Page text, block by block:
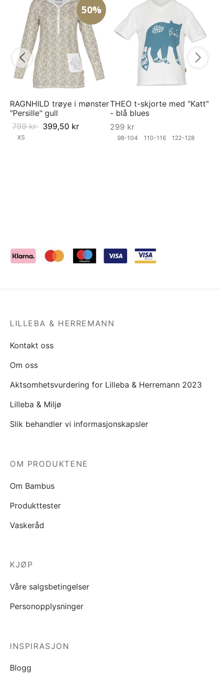
50%
RAGNHILD trøye i mønster
"Persille" gull
799kr 399,50 kr
XS
THEO t-skjorte med "Katt"
- blå blues
299 kr
98-104 110-116 122-128
LILLEBA & HERREMANN
Kontakt oss
Om oss
Aktsomhetsvurdering for Lilleba & Herremann 2023
Lilleba & Miljø
Slik behandler vi informasjonskapsler
OM PRODUKTENE
Om Bambus
Produkttester
Vaskeråd
KJØP
Våre salgsbetingelser
Personopplysninger
INSPIRASJON
Blogg